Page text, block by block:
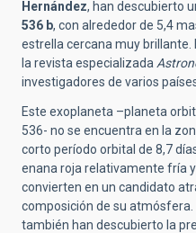
Hernández, han descubierto
536 b, con alrededor de 5,4
estrella cercana muy brillante.
la revista especializada
investigadores de varios
Este exoplaneta –planeta
536- no se encuentra en la
corto período orbital de 8,7
enana roja relativamente fría
convierten en un candidato
composición de su
también han descubierto la